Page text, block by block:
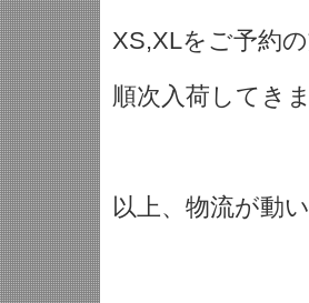
XS,XLをご予約
順次入荷してきま
以上、物流が動